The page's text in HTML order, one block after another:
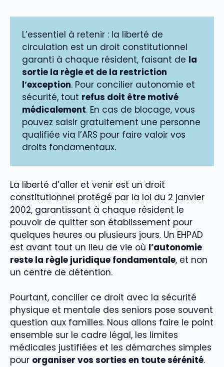
L’essentiel à retenir : la liberté de
circulation est un droit constitutionnel
garanti à chaque résident, faisant de la
sortie la règle et de la restriction
l’exception. Pour concilier autonomie et
sécurité, tout refus doit être motivé
médicalement. En cas de blocage, vous
pouvez saisir gratuitement une personne
qualifiée via l’ARS pour faire valoir vos
droits fondamentaux.
La liberté d’aller et venir est un droit
constitutionnel protégé par la loi du 2 janvier
2002, garantissant à chaque résident le
pouvoir de quitter son établissement pour
quelques heures ou plusieurs jours. Un EHPAD
est avant tout un lieu de vie où l’autonomie
reste la règle juridique fondamentale, et non
un centre de détention.
Pourtant, concilier ce droit avec la sécurité
physique et mentale des seniors pose souvent
question aux familles. Nous allons faire le point
ensemble sur le cadre légal, les limites
médicales justifiées et les démarches simples
pour organiser vos sorties en toute sérénité.